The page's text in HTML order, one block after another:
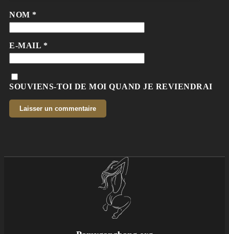
NOM *
E-MAIL *
SOUVIENS-TOI DE MOI QUAND JE REVIENDRAI